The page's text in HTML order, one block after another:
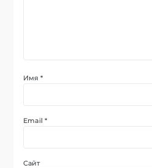
Имя*
Email*
Сайт